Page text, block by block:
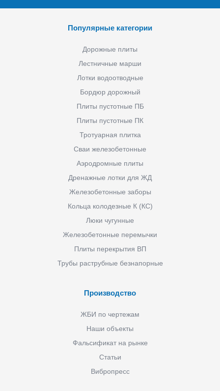
Популярные категории
Дорожные плиты
Лестничные марши
Лотки водоотводные
Бордюр дорожный
Плиты пустотные ПБ
Плиты пустотные ПК
Тротуарная плитка
Сваи железобетонные
Аэродромные плиты
Дренажные лотки для ЖД
Железобетонные заборы
Кольца колодезные К (КС)
Люки чугунные
Железобетонные перемычки
Плиты перекрытия ВП
Трубы раструбные безнапорные
Производство
ЖБИ по чертежам
Наши объекты
Фальсификат на рынке
Статьи
Вибропресс